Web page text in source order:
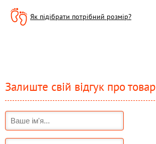
Як підібрати потрібний розмір?
Залиште свій відгук про товар